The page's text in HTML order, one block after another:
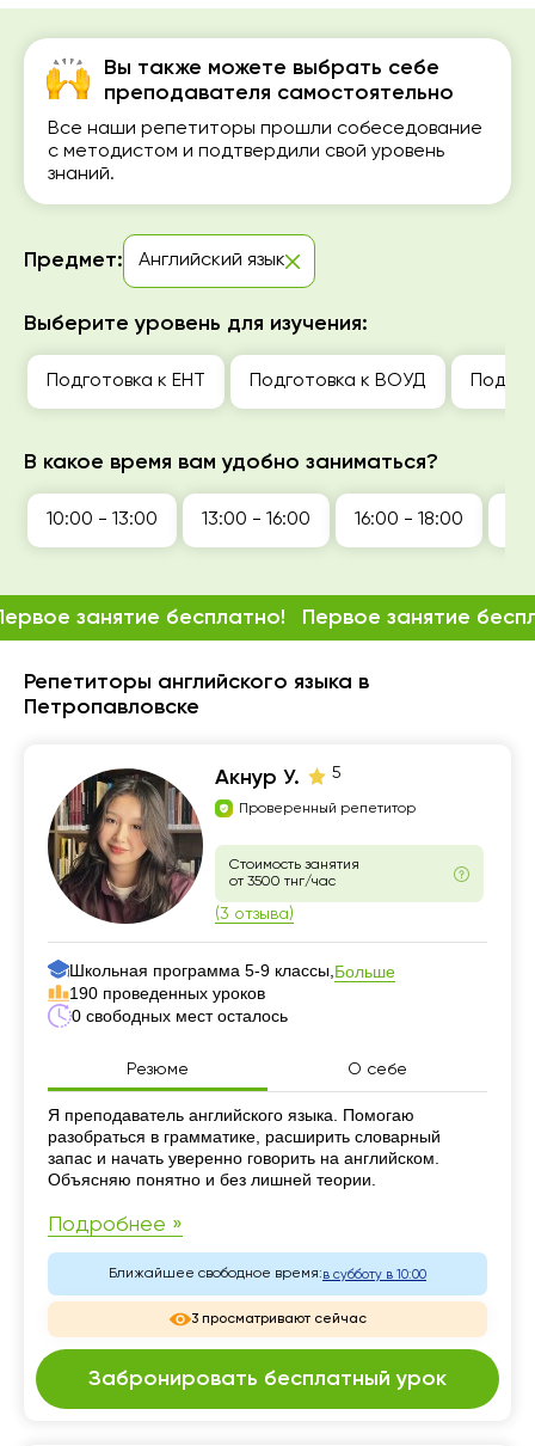
Репетиторы английского языка в
Петропавловске
Акнур У. 5
Проверенный репетитор
Стоимость занятия
от 3500 тнг/час
(3 отзыва)
Школьная программа 5-9 классы, Больше
190 проведенных уроков
0 свободных мест осталось
Резюме О себе
Резюме
Я преподаватель английского языка. Помогаю
разобраться в грамматике, расширить словарный
запас и начать уверенно говорить на английском.
Объясняю понятно и без лишней теории.
Подробнее »
Ближайшее свободное время:в субботу в 10:00
3 просматривают сейчас
Забронировать бесплатный урок
занятие бесплатно! Первое занятие
Вы также можете выбрать себе
преподавателя самостоятельно
Все наши репетиторы прошли собеседование
с методистом и подтвердили свой уровень
знаний.
Предмет: Английский язык
Выберите уровень для изучения:
Подготовка к ЕНТ Подготовка к ВОУД
В какое время вам удобно заниматься?
10:00 - 13:00 13:00 - 16:00 16:00 - 18:00